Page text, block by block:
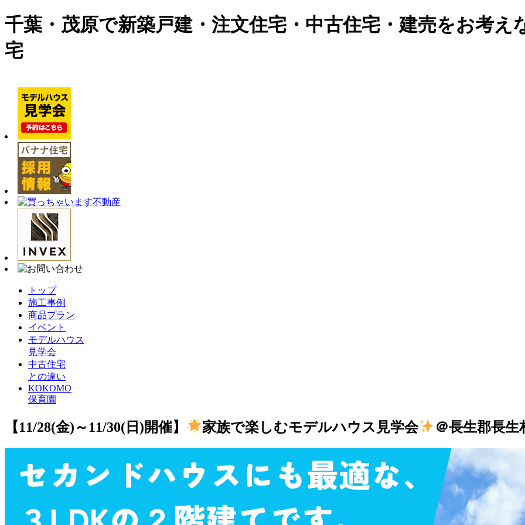
千葉・茂原で新築戸建・注文住宅・中古住宅・建売をお考
宅
トップ
施工事例
商品プラン
イベント
モデルハウス
見学会
中古住宅
との違い
KOKOMO
保育園
【11/28(金)～11/30(日)開催】 家族で楽しむモデルハウス見学会 ＠長生郡長生